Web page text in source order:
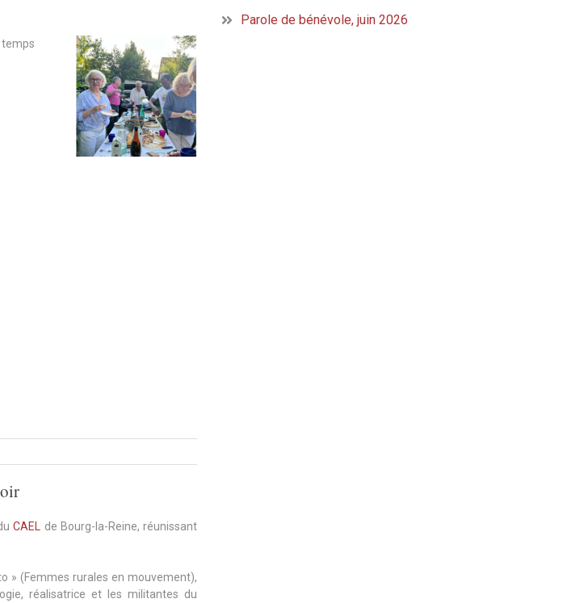
temps
CAEL
de Bourg-la-Reine, réunissant
» (Femmes rurales en mouvement),
réalisatrice et les militantes du
Parole de bénévole, juin 2026